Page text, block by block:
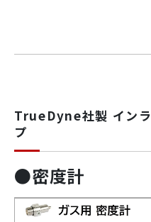
TrueDyne社製 イン
プ
●密度計